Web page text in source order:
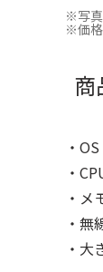
※写真
※価格
商
・
・
・メ
・
・